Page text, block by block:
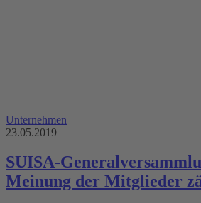
Unternehmen
23.05.2019
SUISA-
Meinung der Mitglieder